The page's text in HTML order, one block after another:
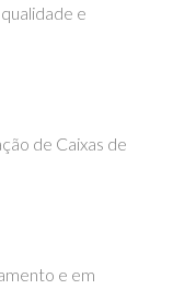
e
de Caixas de
e em